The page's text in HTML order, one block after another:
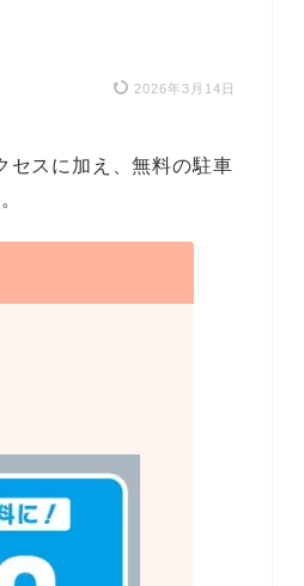
2026年3月14日
セスに加え、無料の駐車